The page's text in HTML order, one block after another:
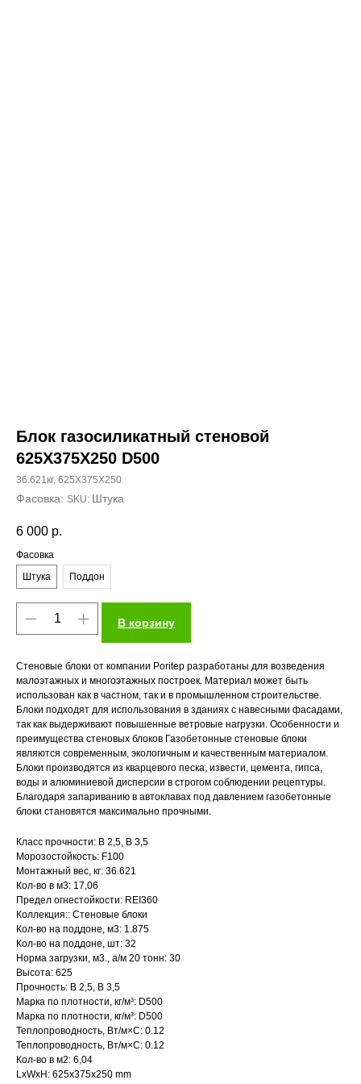
Блок газосиликатный стеновой
625X375Х250 D500
36.621кг, 625X375Х250
SKU: Штука
6 000 р.
Фасовка
Штука
Поддон
В корзину
Стеновые блоки от компании Poritep разработаны для возведения
малоэтажных и многоэтажных построек. Материал может быть
использован как в частном, так и в промышленном строительстве.
Блоки подходят для использования в зданиях с навесными фасадами,
так как выдерживают повышенные ветровые нагрузки. Особенности и
преимущества стеновых блоков Газобетонные стеновые блоки
являются современным, экологичным и качественным материалом.
Блоки производятся из кварцевого песка, извести, цемента, гипса,
воды и алюминиевой дисперсии в строгом соблюдении рецептуры.
Благодаря запариванию в автоклавах под давлением газобетонные
блоки становятся максимально прочными.
Класс прочности: В 2,5, B 3,5
Морозостойкость: F100
Монтажный вес, кг: 36.621
Кол-во в м3: 17,06
Предел огнестойкости: REI360
Коллекция:: Стеновые блоки
Кол-во на поддоне, м3: 1.875
Кол-во на поддоне, шт: 32
Норма загрузки, м3., а/м 20 тонн: 30
Высота: 625
Прочность: В 2,5, B 3,5
Марка по плотности, кг/м³: D500
Марка по плотности, кг/м³: D500
Теплопроводность, Вт/м×С: 0.12
Теплопроводность, Вт/м×С: 0.12
Кол-во в м2: 6,04
LxWxH: 625x375x250 mm